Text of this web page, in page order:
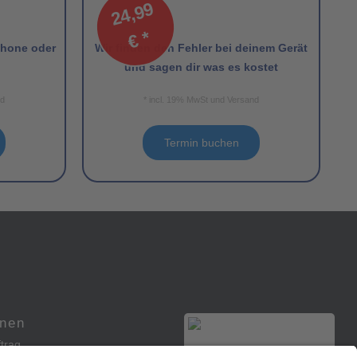
oder
2
4,
9
9
€
*
Wir finden den Fehler bei deinem Gerät
und sagen dir was es kostet
* incl. 19% MwSt und Versand
Termin buchen